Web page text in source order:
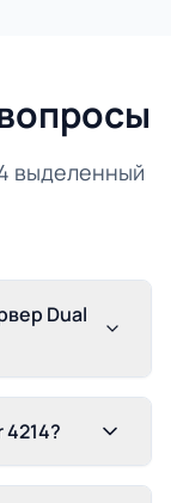
выделенный
Dual